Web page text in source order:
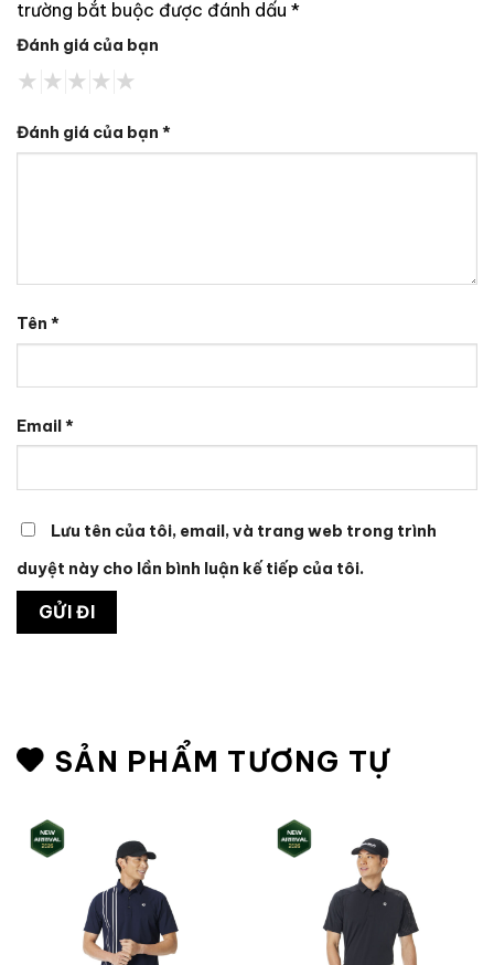
trường bắt buộc được đánh dấu *
Đánh giá của bạn
Đánh giá của bạn *
Tên *
Email*
Lưu tên của tôi, email, và trang web trong trình
duyệt này cho lần bình luận kế tiếp của tôi.
SẢN PHẨM TƯƠNG TỰ